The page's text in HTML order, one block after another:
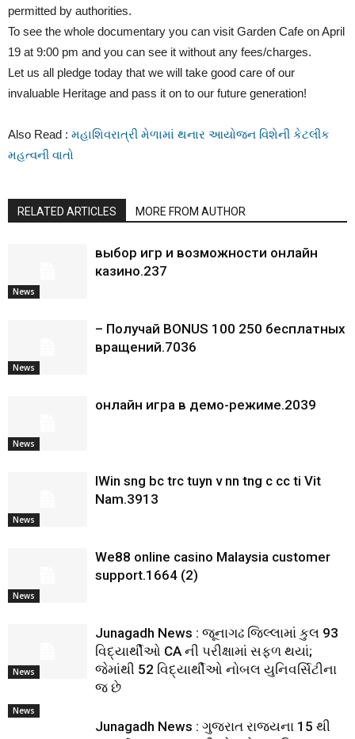
permitted by authorities.
To see the whole documentary you can visit Garden Cafe on April
19 at 9:00 pm and you can see it without any fees/charges.
Let us all pledge today that we will take good care of our
invaluable Heritage and pass it on to our future generation!
Also Read : મહાશિવરાત્રી મેળામાં થનાર આયોજન વિશેની કેટલીક
મહત્વની વાતો
RELATED ARTICLES MORE FROM AUTHOR
News
выбор игр и возможности онлайн
казино.237
News
– Получай BONUS 100 250 бесплатных
вращений.7036
News
онлайн игра в демо-режиме.2039
News
IWin sng bc trc tuyn v nn tng c cc ti Vit
Nam.3913
News
We88 online casino Malaysia customer
support.1664 (2)
News
Junagadh News : જૂનાગઢ જિલ્લામાં કુલ 93
વિદ્યાર્થીઓ CA ની પરીક્ષામાં સફળ થયાં;
જેમાંથી 52 વિદ્યાર્થીઓ નોબલ યુનિવર્સિટીના
જ છે
News
Junagadh News : ગુજરાત રાજ્યના 15 થી